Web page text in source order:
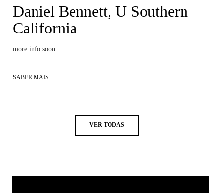
Daniel Bennett, U Southern
California
more info soon
SABER MAIS
VER TODAS